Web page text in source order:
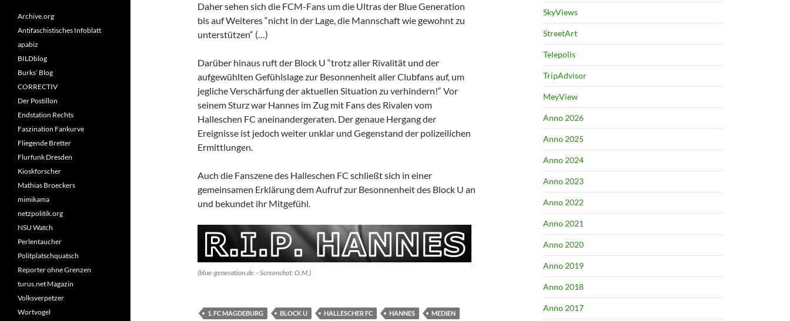
Daher sehen sich die FCM-Fans um die Ultras der Blue Generation
bis auf Weiteres “nicht in der Lage, die Mannschaft wie gewohnt zu
unterstützen“ (…)
Darüber hinaus ruft der Block U “trotz aller Rivalität und der
aufgewühlten Gefühlslage zur Besonnenheit aller Clubfans auf, um
jegliche Verschärfung der aktuellen Situation zu verhindern!“ Vor
seinem Sturz war Hannes im Zug mit Fans des Rivalen vom
Halleschen FC aneinandergeraten. Der genaue Hergang der
Ereignisse ist jedoch weiter unklar und Gegenstand der polizeilichen
Ermittlungen.
Auch die Fanszene des Halleschen FC schließt sich in einer
gemeinsamen Erklärung dem Aufruf zur Besonnenheit des Block U an
und bekundet ihr Mitgefühl.
(blue-generation.de – Screenshot: O.M.)
1. FC MAGDEBURG BLOCK U HALLESCHER FC HANNES
MEDIEN
SkyViews
StreetArt
Telepolis
TripAdvisor
MeyView
Anno 2026
Anno 2025
Anno 2024
Anno 2023
Anno 2022
Anno 2021
Anno 2020
Anno 2019
Anno 2018
Anno 2017
Archive.org
Antifaschistisches Infoblatt
apabiz
BILDblog
Burks’ Blog
CORRECTIV
Der Postillon
Endstation Rechts
Faszination Fankurve
Fliegende Bretter
Flurfunk Dresden
Kioskforscher
Mathias Broeckers
mimikama
netzpolitik.org
NSU Watch
Perlentaucher
Politplatschquatsch
Reporter ohne Grenzen
turus.net Magazin
Volksverpetzer
Wortvogel